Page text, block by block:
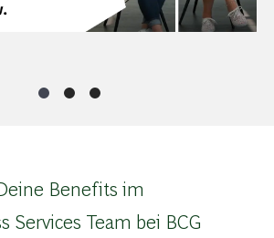
Benefits im
Services Team bei BCG